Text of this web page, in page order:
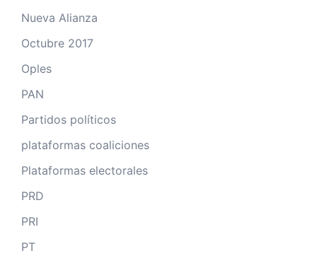
Nueva Alianza
Octubre 2017
Oples
PAN
Partidos políticos
plataformas coaliciones
Plataformas electorales
PRD
PRI
PT